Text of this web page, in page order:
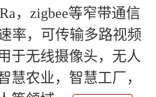
，zigbee等窄带通信
率，可传输多路视频
于无线摄像头，无人
慧农业，智慧工厂，